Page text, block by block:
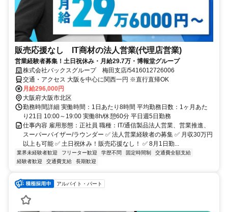
販売応援なし IT商材の法人営業(代理店営業)
営業経験者募集！土日祝休み・月給29.7万・博報堂グループ
株式会社バックスグループ 梅田支店/5416012726006
交通・アクセス 大阪を中心に関西一円 ※直行直帰OK
月給296,000円
大阪府大阪市北区
勤務時間詳細 実働時間：1日あたり8時間 平均勤務日数：1ヶ月あた
り21日 10:00～19:00 実働8h/休憩60分 平日週5日勤務
仕事内容 雇用形態：正社員 職種：IT/通信製品法人営業、営業推進、
スーパーバイザー/ラウンダー ✅ 法人営業経験者の募集 ✅ 月収30万円
以上も可能 ✅ 土日祝休み！販売応援なし！ ✅ 8月1日勤...
業界未経験者歓迎 フリーター歓迎 学歴不問 固定時間制
交通費全額支給
経験者歓迎
交通費支給 長期歓迎
アルバイト・パート